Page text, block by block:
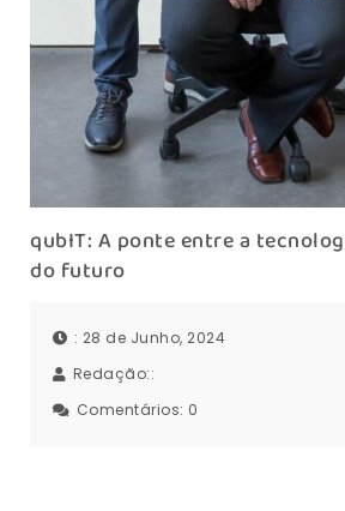
qubIT: A ponte entre a
do futuro
: 28 de Junho, 2024
Redação::
Comentários: 0